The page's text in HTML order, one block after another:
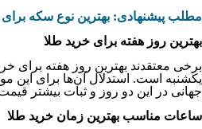
مطلب پیشنهادی: بهترین نوع سکه
بهترین روز هفته برای خرید طلا
برخی معتقدند بهترین روز هفته برای
یکشنبه است. استدلال آن­‌ها برای این
جهانی در این دو روز و ثبات بیشتر
ساعات مناسب بهترین زمان خرید طلا